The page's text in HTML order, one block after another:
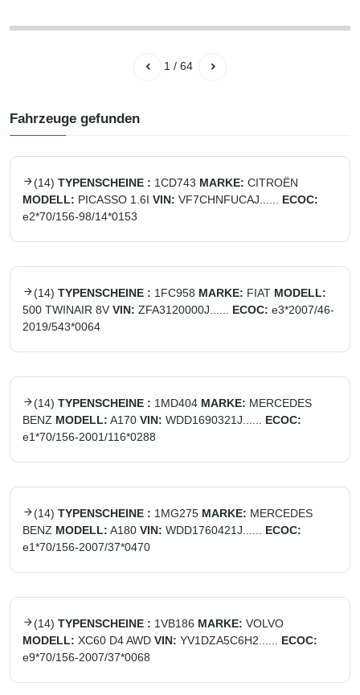
1 / 64
Fahrzeuge gefunden
(14) TYPENSCHEINE : 1CD743 MARKE: CITROËN
MODELL: PICASSO 1.6I VIN: VF7CHNFUCAJ......
ECOC:
e2*70/156-98/14*0153
(14) TYPENSCHEINE : 1FC958 MARKE: FIAT MODELL:
500 TWINAIR 8V VIN: ZFA3120000J...... ECOC: e3*2007/46-
2019/543*0064
(14) TYPENSCHEINE : 1MD404 MARKE: MERCEDES
BENZ MODELL: A170 VIN: WDD1690321J......
ECOC:
e1*70/156-2001/116*0288
(14) TYPENSCHEINE : 1MG275 MARKE: MERCEDES
BENZ MODELL: A180 VIN: WDD1760421J......
ECOC:
e1*70/156-2007/37*0470
(14) TYPENSCHEINE : 1VB186 MARKE: VOLVO
MODELL: XC60 D4 AWD VIN: YV1DZA5C6H2......
ECOC:
e9*70/156-2007/37*0068